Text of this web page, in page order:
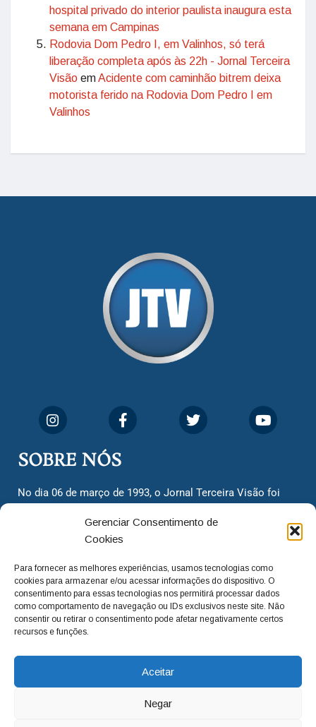
Gerenciar Consentimento de
Cookies
Para fornecer as melhores experiências, usamos tecnologias como
cookies para armazenar e/ou acessar informações do dispositivo. O
consentimento para essas tecnologias nos permitirá processar dados
como comportamento de navegação ou IDs exclusivos neste site. Não
consentir ou retirar o consentimento pode afetar negativamente certos
recursos e funções.
Aceitar
Negar
hospital privado do interior paulista inaugura esta
semana em Campinas
Rodovia Dom Pedro I, em Valinhos, só terá
liberação completa após às 22h - Jornal Terceira
Visão emAcidente com caminhão bitrem deixa
motorista ferido na Rodovia Dom Pedro I em
Valinhos
SOBRE NÓS
No dia 06 de março de 1993, o Jornal Terceira Visão foi
cidadãos valinhenses, já que naquela época só existiam
dois jornais. Há mais de 30 anos, o jornal continua
com o foco de trazer as melhores notícias. Nunca
deixamos de lado as necessidades do cidadão, sempre
questionando os órgãos públicos em busca de melhorias
para a cidade e sempre cobrando resoluções para casos
adm@jtv.com.br
(19) 3929-6225